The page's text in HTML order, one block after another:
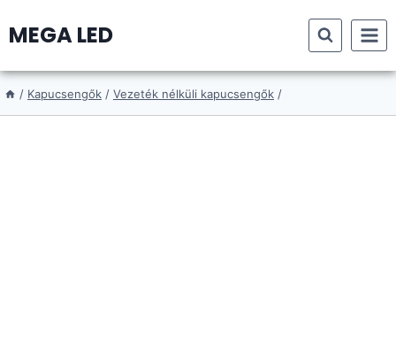
toMEGA LED
/ Kapucsengők / Vezeték nélküli kapucsengők /